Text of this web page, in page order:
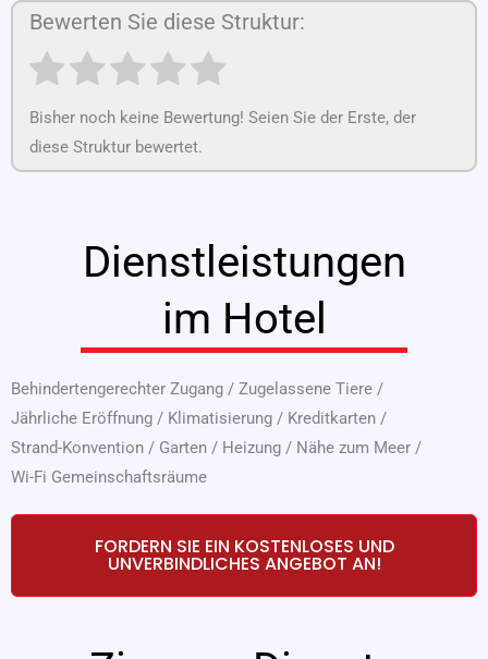
Bewerten Sie diese Struktur:
Bisher noch keine Bewertung! Seien Sie der Erste, der
diese Struktur bewertet.
Dienstleistungen
im Hotel
Behindertengerechter Zugang / Zugelassene Tiere /
Jährliche Eröffnung / Klimatisierung / Kreditkarten /
Strand-Konvention / Garten / Heizung / Nähe zum Meer /
Wi-Fi Gemeinschaftsräume
FORDERN SIE EIN KOSTENLOSES UND
UNVERBINDLICHES ANGEBOT AN!